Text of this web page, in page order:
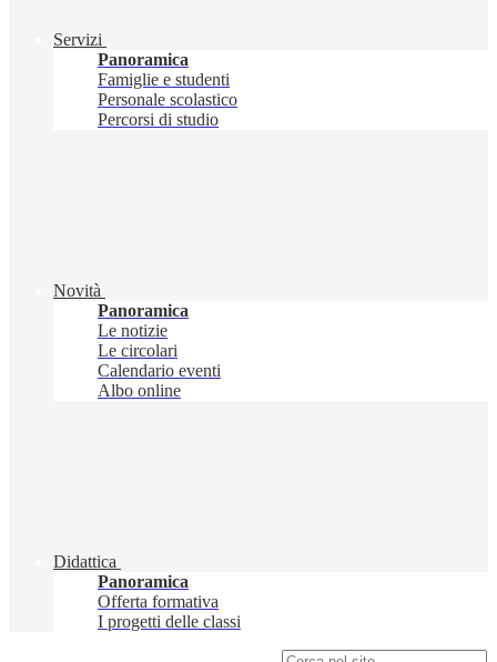
Servizi
Panoramica
Famiglie e studenti
Personale scolastico
Percorsi di studio
Novità
Panoramica
Le notizie
Le circolari
Calendario eventi
Albo online
Didattica
Panoramica
Offerta formativa
I progetti delle classi